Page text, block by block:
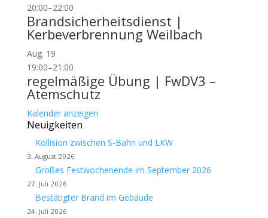
20:00–22:00
Brandsicherheitsdienst |
Kerbeverbrennung Weilbach
Aug. 19
19:00–21:00
regelmäßige Übung | FwDV3 –
Atemschutz
Kalender anzeigen
Neuigkeiten
Kollision zwischen S-Bahn und LKW
3. August 2026
Großes Festwochenende im September 2026
27. Juli 2026
Bestätigter Brand im Gebäude
24. Juli 2026